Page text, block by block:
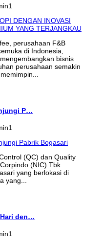
perusahaan F&B
di Indonesia,
bisnis
perusahaan semakin
P…
(QC) dan Quality
(NIC) Tbk
yang berlokasi di
yang...
den…